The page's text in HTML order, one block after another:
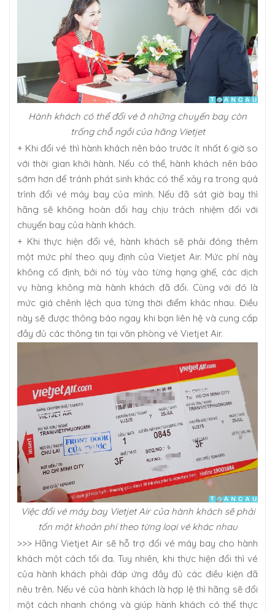
Hành khách có thể đổi vé ở những chuyến bay còn
trống chỗ ngồi của hãng Vietjet
+ Khi đổi vé thì hành khách nên báo trước ít nhất 6 giờ so
với thời gian khởi hành. Nếu có thể, hành khách nên báo
sớm hơn để tránh phát sinh khác có thể xảy ra trong quá
trình đổi vé máy bay của mình. Nếu đã sát giờ bay thì
hãng sẽ không hoàn đổi hay chịu trách nhiệm đối với
chuyến bay của hành khách.
+ Khi thực hiện đổi vé, hành khách sẽ phải đóng thêm
một mức phí theo quy định của Vietjet Air. Mức phí này
không cố định, bởi nó tùy vào từng hạng ghế, các dịch
vụ hàng không mà hành khách đã đổi. Cùng với đó là
mức giá chênh lệch qua từng thời điểm khác nhau. Điều
này sẽ được thông báo ngay khi bạn liên hệ và cung cấp
đầy đủ các thông tin tại văn phòng vé Vietjet Air.
Việc đổi vé máy bay Vietjet Air của hành khách sẽ phải
tốn một khoản phí theo từng loại vé khác nhau
>>> Hãng Vietjet Air sẽ hỗ trợ đổi vé máy bay cho hành
khách một cách tối đa. Tuy nhiên, khi thực hiện đổi thì vé
của hành khách phải đáp ứng đầy đủ các điều kiện đã
nêu trên. Nếu vé của hành khách là hợp lệ thì hãng sẽ đổi
một cách nhanh chóng và giúp hành khách có thể thực